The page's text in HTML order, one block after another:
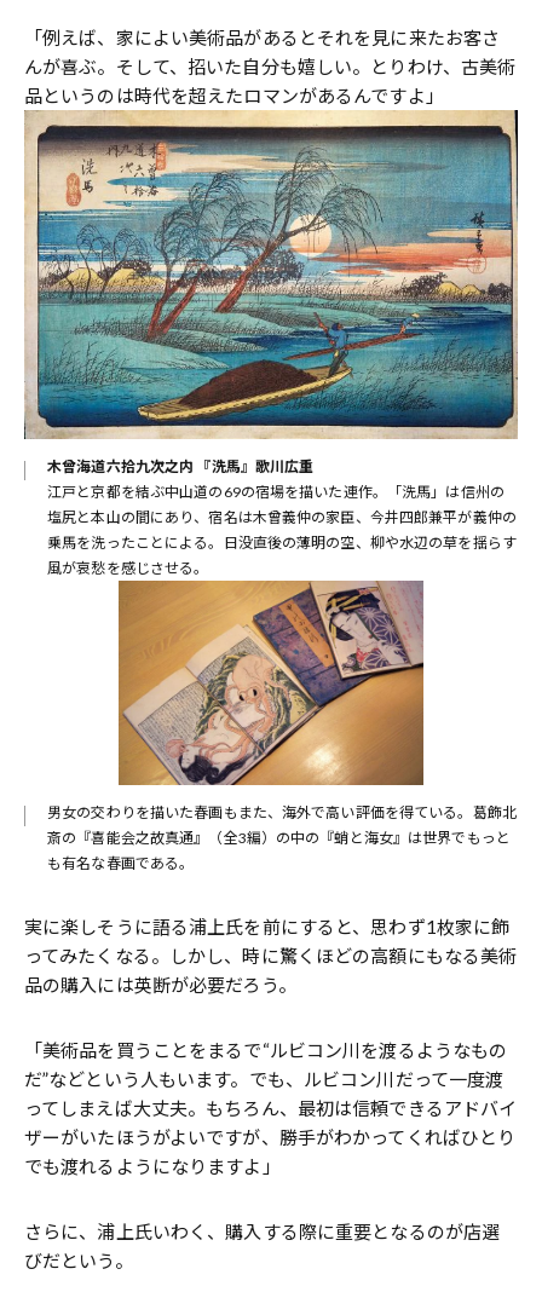
「例えば、家によい美術品があるとそれを見に来たお客さ
んが喜ぶ。そして、招いた自分も嬉しい。とりわけ、古美術
品というのは時代を超えたロマンがあるんですよ」
木曾海道六拾九次之内 『洗馬』歌川広重
江戸と京都を結ぶ中山道の69の宿場を描いた連作。「洗馬」は信州の
塩尻と本山の間にあり、宿名は木曾義仲の家臣、今井四郎兼平が義仲の
乗馬を洗ったことによる。日没直後の薄明の空、柳や水辺の草を揺らす
風が哀愁を感じさせる。
男女の交わりを描いた春画もまた、海外で高い評価を得ている。葛飾北
斎の『喜能会之故真通』（全3編）の中の『蛸と海女』は世界でもっと
も有名な春画である。
実に楽しそうに語る浦上氏を前にすると、思わず1枚家に飾
ってみたくなる。しかし、時に驚くほどの高額にもなる美術
品の購入には英断が必要だろう。
「美術品を買うことをまるで“ルビコン川を渡るようなもの
だ”などという人もいます。でも、ルビコン川だって一度渡
ってしまえば大丈夫。もちろん、最初は信頼できるアドバイ
ザーがいたほうがよいですが、勝手がわかってくればひとり
でも渡れるようになりますよ」
さらに、浦上氏いわく、購入する際に重要となるのが店選
びだという。